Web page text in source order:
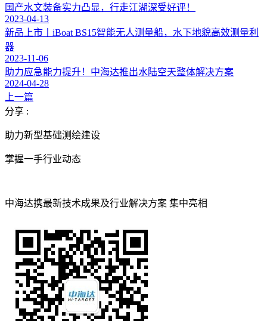
国产水文装备实力凸显，行走江湖深受好评！
2023-04-13
新品上市丨iBoat BS15智能无人测量船，水下地貌高效测量利
器
2023-11-06
助力应急能力提升！中海达推出水陆空天整体解决方案
2024-04-28
上一篇
分享 :
助力新型基础测绘建设
掌握一手行业动态
中海达携最新技术成果及行业解决方案 集中亮相